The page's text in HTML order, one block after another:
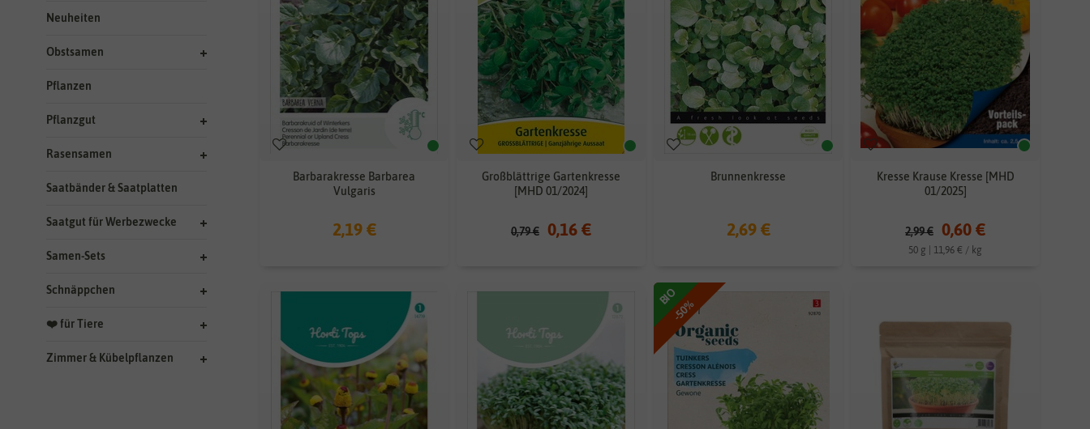
Neuheiten
Obstsamen
Pflanzen
Pflanzgut
Rasensamen
Saatbänder & Saatplatten
Saatgut für Werbezwecke
Samen-Sets
Schnäppchen
❤️ für Tiere
Zimmer & Kübelpflanzen
Barbarakresse Barbarea
Vulgaris
2,19 €
Großblättrige Gartenkresse
[MHD 01/2024]
0,79 € 0,16 €
Brunnenkresse
2,69 €
Kresse Krause Kresse [MHD
01/2025]
2,99 € 0,60 €
50 g | 11,96 € / kg
-50%
BIO